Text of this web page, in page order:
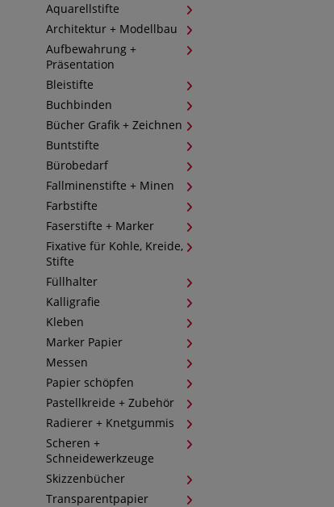
Aquarellstifte
Architektur + Modellbau
Aufbewahrung +
Präsentation
Bleistifte
Buchbinden
Bücher Grafik + Zeichnen
Buntstifte
Bürobedarf
Fallminenstifte + Minen
Farbstifte
Faserstifte + Marker
Fixative für Kohle, Kreide,
Stifte
Füllhalter
Kalligrafie
Kleben
Marker Papier
Messen
Papier schöpfen
Pastellkreide + Zubehör
Radierer + Knetgummis
Scheren +
Schneidewerkzeuge
Skizzenbücher
Transparentpapier